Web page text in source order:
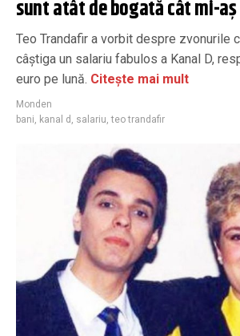
sunt atât de bogată cât mi-
Teo Trandafir a vorbit despre zvonurile
câștiga un salariu fabulos a Kanal D,
euro pe lună. Citește mai mult
Monden
bani, kanal d , salariu,teo trandafir